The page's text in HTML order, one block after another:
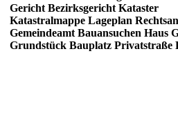
Gericht Bezirksgericht Kataster
Katastralmappe Lageplan
Gemeindeamt Bauansuchen Haus
Grundstück Bauplatz Privatstraße